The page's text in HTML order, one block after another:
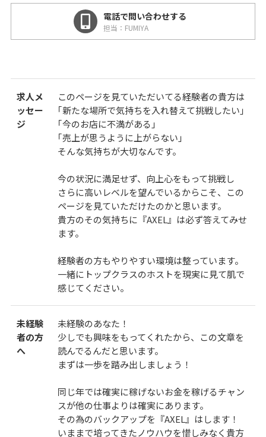
電話で問い合わせする
担当：FUMIYA
求人メ
ッセー
ジ
このページを見ていただいてる経験者の貴方は
｢新たな場所で気持ちを入れ替えて挑戦したい｣
｢今のお店に不満がある｣
｢売上が思うように上がらない｣
そんな気持ちが大切なんです。
今の状況に満足せず、向上心をもって挑戦し
さらに高いレベルを望んでいるからこそ、この
ページを見ていただけたのかと思います。
貴方のその気持ちに『AXEL』は必ず答えてみせ
ます。
経験者の方もやりやすい環境は整っています。
一緒にトップクラスのホストを現実に見て肌で
感じてください。
未経験
者の方
へ
未経験のあなた！
少しでも興味をもってくれたから、この文章を
読んでるんだと思います。
まずは一歩を踏み出しましょう！
同じ年では確実に稼げないお金を稼げるチャン
スが他の仕事よりは確実にあります。
その為のバックアップを『AXEL』はします！
いままで培ってきたノウハウを惜しみなく貴方